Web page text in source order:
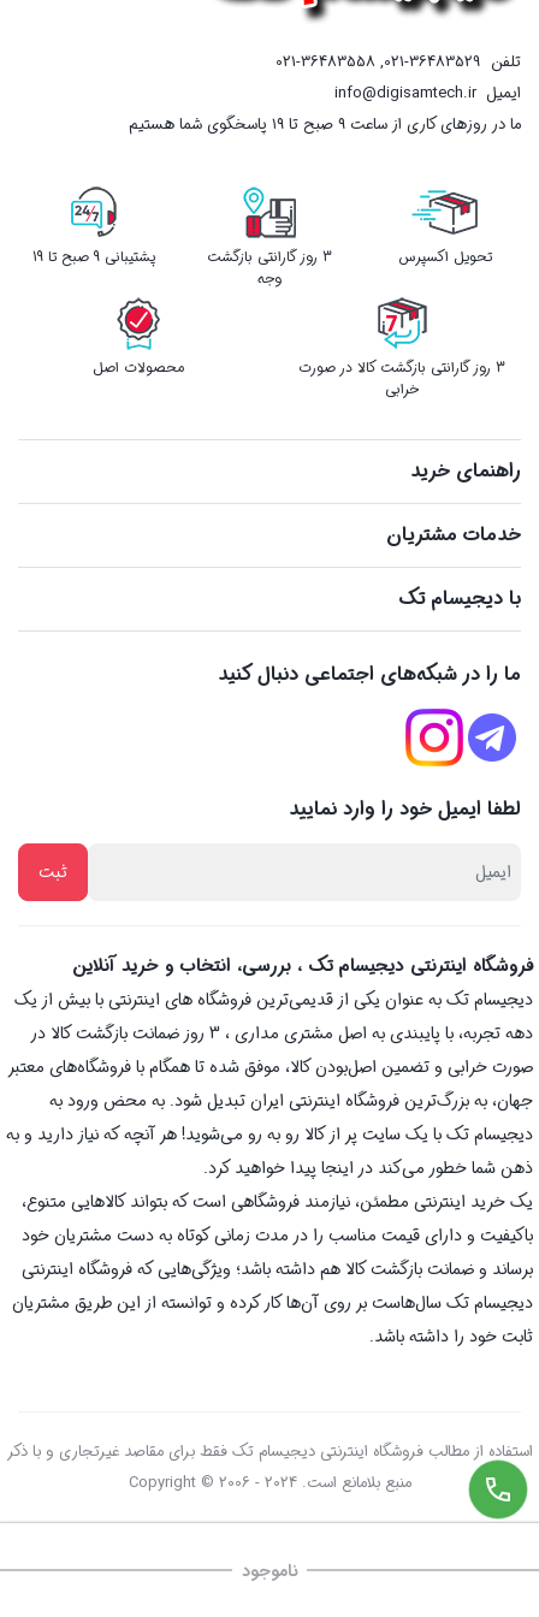
ناموجود
تلفن 021-36483529
,
021-36483558
ایمیلinfo@digisamtech.ir
ما در روزهای کاری از ساعت ۹ صبح تا ۱۹ پاسخگوی شما هستیم
تحویل اکسپرس
3 روز گارانتی بازگشت
وجه
پشتیبانی 9 صبح تا 19
3 روز گارانتی بازگشت کالا در صورت
خرابی
محصولات اصل
راهنمای خرید
خدمات مشتریان
با دیجیسام تک
ما را در شبکه‌های اجتماعی دنبال کنید
لطفا ایمیل خود را وارد نمایید
فروشگاه اینترنتی دیجیسام تک ، بررسی، انتخاب و خرید آنلاین
دیجیسام تک به عنوان یکی از قدیمی‌ترین فروشگاه های اینترنتی با بیش از یک
دهه تجربه، با پایبندی به اصل مشتری مداری ، 3 روز ضمانت بازگشت کالا در
صورت خرابی و تضمین اصل‌بودن کالا، موفق شده تا همگام با فروشگاه‌های معتبر
جهان، به بزرگ‌ترین فروشگاه اینترنتی ایران تبدیل شود. به محض ورود به
دیجیسام تک با یک سایت پر از کالا رو به رو می‌شوید! هر آنچه که نیاز دارید و به
ذهن شما خطور می‌کند در اینجا پیدا خواهید کرد.
یک خرید اینترنتی مطمئن، نیازمند فروشگاهی است که بتواند کالاهایی متنوع،
باکیفیت و دارای قیمت مناسب را در مدت زمانی کوتاه به دست مشتریان خود
برساند و ضمانت بازگشت کالا هم داشته باشد؛ ویژگی‌هایی که فروشگاه اینترنتی
دیجیسام تک سال‌هاست بر روی آن‌ها کار کرده و توانسته از این طریق مشتریان
ثابت خود را داشته باشد.
استفاده از مطالب فروشگاه اینترنتی دیجیسام تک فقط برای مقاصد غیرتجاری و با ذکر
منبع بلامانع است. Copyright © 2006 - 2024